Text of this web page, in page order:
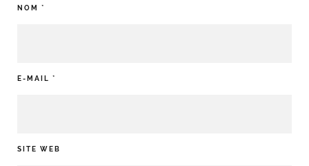
NOM *
E-MAIL *
SITE WEB